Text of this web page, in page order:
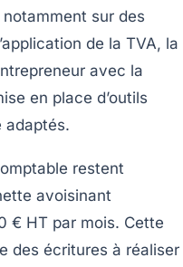
sur des
de la TVA, la
avec la
en place d’outils
adaptés.
restent
avoisinant
€ HT par mois. Cette
des écritures à réaliser